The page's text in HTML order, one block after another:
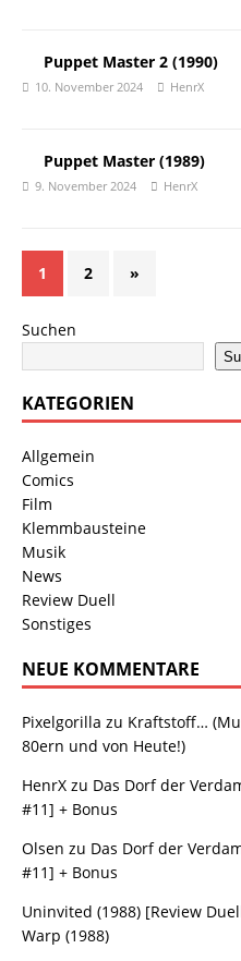
Puppet Master 2 (1990)
10. November 2024 HenrX
Puppet Master (1989)
9. November 2024 HenrX
1 2 »
Suchen
KATEGORIEN
Allgemein
Comics
Film
Klemmbausteine
Musik
News
Review Duell
Sonstiges
NEUE KOMMENTARE
Pixelgorilla zu Kraftstoff…
80ern und von Heute!)
HenrX zu Das Dorf der
#11] + Bonus
Olsen zu Das Dorf der
#11] + Bonus
Uninvited (1988) [Review
Warp (1988)